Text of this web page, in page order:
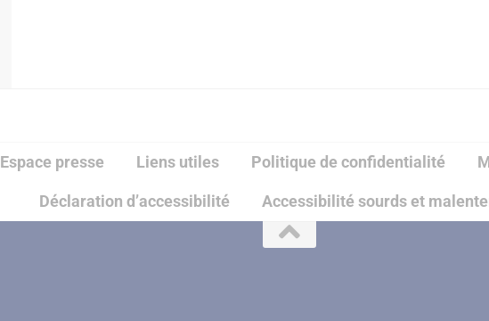
Espace presse Liens utiles Politique de confidentialité
Déclaration d’accessibilité Accessibilité sourds et